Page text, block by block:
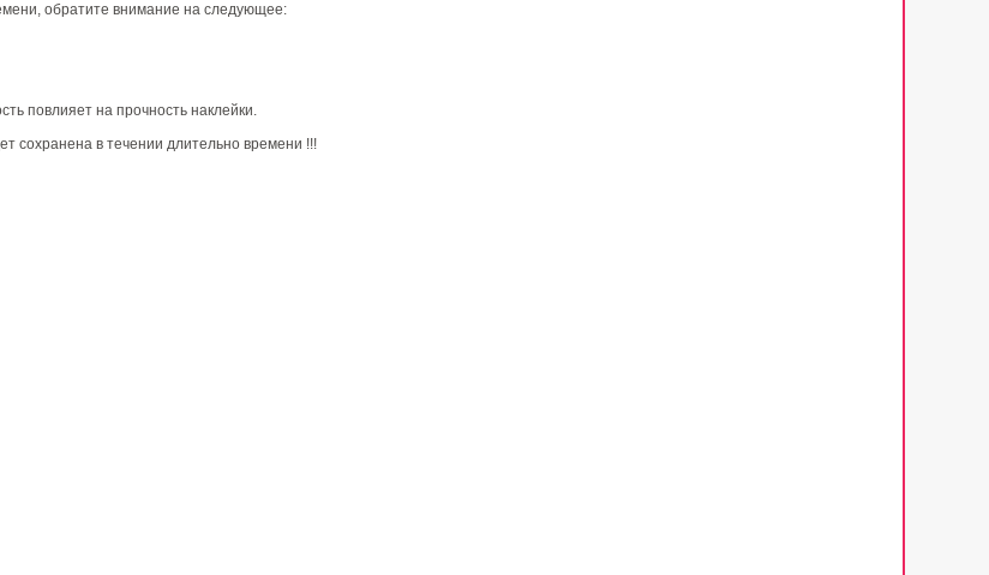
обратите внимание на следующее:
повлияет на прочность наклейки.
сохранена в течении длительно времени !!!